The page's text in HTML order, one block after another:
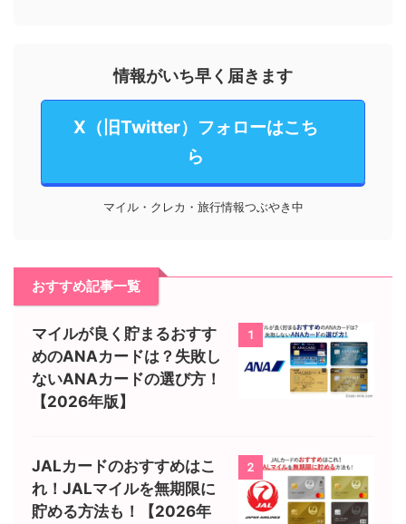
情報がいち早く届きます
X（旧Twitter）フォローはこち
ら
マイル・クレカ・旅行情報つぶやき中
おすすめ記事一覧
1
マイルが良く貯まるおすす
めのANAカードは？失敗し
ないANAカードの選び方！
【2026年版】
2
JALカードのおすすめはこ
れ！JALマイルを無期限に
貯める方法も！【2026年